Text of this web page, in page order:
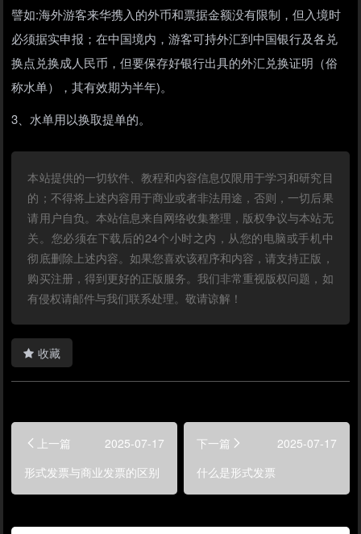
譬如:海外游客来华携入的外币和票据金额没有限制，但入境时
必须据实申报；在中国境内，游客可持外汇到中国银行及各兑
换点兑换成人民币，但要保存好银行出具的外汇兑换证明（俗
称水单），其有效期为半年)。
3、水单用以换取提单的。
本站提供的一切软件、教程和内容信息仅限用于学习和研究目
的；不得将上述内容用于商业或者非法用途，否则，一切后果
请用户自负。本站信息来自网络收集整理，版权争议与本站无
关。您必须在下载后的24个小时之内，从您的电脑或手机中
彻底删除上述内容。如果您喜欢该程序和内容，请支持正版，
购买注册，得到更好的正版服务。我们非常重视版权问题，如
有侵权请邮件与我们联系处理。敬请谅解！
收藏
上一篇
2025-07-17
形式发票与商业发票的区别
下一篇
2025-07-17
什么是形式发票